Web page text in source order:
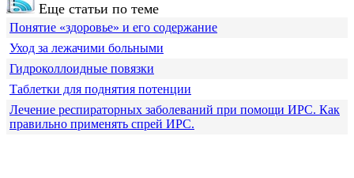
Еще статьи по теме
Понятие «здоровье» и его содержание
Уход за лежачими больными
Гидроколлоидные повязки
Таблетки для поднятия потенции
Лечение респираторных заболеваний при помощи ИРС. Как
правильно применять спрей ИРС.